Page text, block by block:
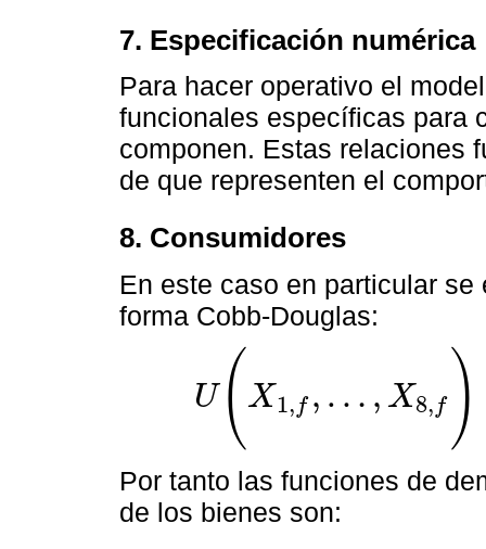
7. Especificación numérica
Para hacer operativo el
funcionales específicas para
componen. Estas relaciones
de que representen el
8. Consumidores
En este caso en particular
forma Cobb-Douglas:
U(X1, f , … , X8, f )
U(X 1,f …,X8, =∏i= 1 8X ,f αi con∑ =1 α i
Por tanto las funciones de
de los bienes son: